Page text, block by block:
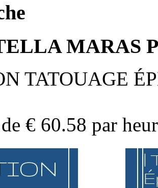
MARAS
TATOUAGE
€ 60.58 par
|